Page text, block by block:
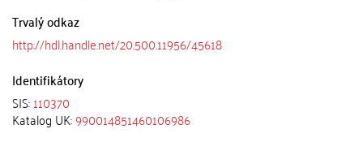
Trvalý odkaz
http://hdl.handle.net/20.500.11956/45618
Identifikátory
SIS:110370
Katalog UK:990014851460106986